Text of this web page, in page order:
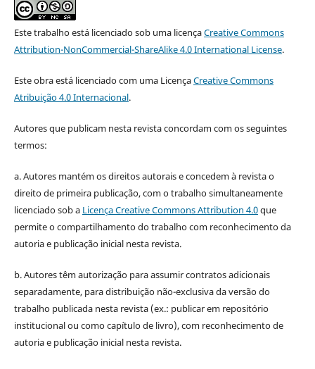
Este trabalho está licenciado sob uma licençaCreative Commons
Attribution-NonCommercial-ShareAlike 4.0 International License.
Este obra está licenciado com uma LicençaCreative Commons
Atribuição 4.0 Internacional.
Autores que publicam nesta revista concordam com os seguintes
termos:
a. Autores mantém os direitos autorais e concedem à revista o
direito de primeira publicação, com o trabalho simultaneamente
licenciado sob a Licença Creative Commons Attribution 4.0que
permite o compartilhamento do trabalho com reconhecimento da
autoria e publicação inicial nesta revista.
b. Autores têm autorização para assumir contratos adicionais
separadamente, para distribuição não-exclusiva da versão do
trabalho publicada nesta revista (ex.: publicar em repositório
institucional ou como capítulo de livro), com reconhecimento de
autoria e publicação inicial nesta revista.